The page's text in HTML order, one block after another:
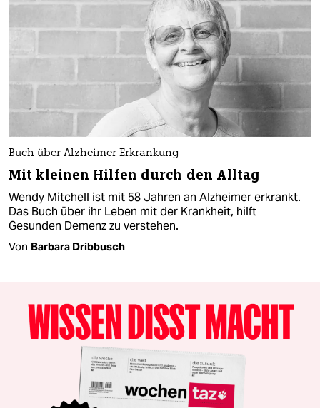
Buch über Alzheimer Erkrankung
Mit kleinen Hilfen durch den Alltag
Wendy Mitchell ist mit 58 Jahren an Alzheimer erkrankt.
Das Buch über ihr Leben mit der Krankheit, hilft
Gesunden Demenz zu verstehen.
Von Barbara Dribbusch